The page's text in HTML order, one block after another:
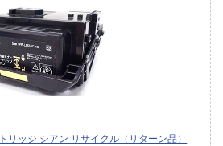
リッジ シアン リサイクル（リターン品）